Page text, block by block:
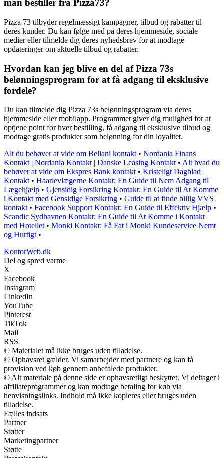
man bestiller fra Pizza73?
Pizza 73 tilbyder regelmæssigt kampagner, tilbud og rabatter til
deres kunder. Du kan følge med på deres hjemmeside, sociale
medier eller tilmelde dig deres nyhedsbrev for at modtage
opdateringer om aktuelle tilbud og rabatter.
Hvordan kan jeg blive en del af Pizza 73s
belønningsprogram for at få adgang til eksklusive
fordele?
Du kan tilmelde dig Pizza 73s belønningsprogram via deres
hjemmeside eller mobilapp. Programmet giver dig mulighed for at
optjene point for hver bestilling, få adgang til eksklusive tilbud og
modtage gratis produkter som belønning for din loyalitet.
Alt du behøver at vide om Beliani kontakt • Nordania Finans
Kontakt | Nordania Kontakt | Danske Leasing Kontakt • Alt hvad du
behøver at vide om Ekspres Bank kontakt • Kristeligt Dagblad
Kontakt • Haarlevlægerne Kontakt: En Guide til Nem Adgang til
Lægehjælp • Gjensidig Forsikring Kontakt: En Guide til At Komme
i Kontakt med Gensidige Forsikring • Guide til at finde billig VVS
kontakt • Facebook Support Kontakt: En Guide til Effektiv Hjælp •
Scandic Sydhavnen Kontakt: En Guide til At Komme i Kontakt
med Hotellet • Monki Kontakt: Få Fat i Monki Kundeservice Nemt
og Hurtigt •
KontorWeb.dk
Del og spred varme
X
Facebook
Instagram
LinkedIn
YouTube
Pinterest
TikTok
Mail
RSS
© Materialet må ikke bruges uden tilladelse.
© Ophavsret gælder. Vi samarbejder med partnere og kan få
provision ved køb gennem anbefalede produkter.
© Alt materiale på denne side er ophavsretligt beskyttet. Vi deltager i
affiliateprogrammer og kan modtage betaling for køb via
henvisningslinks. Indhold må ikke kopieres eller bruges uden
tilladelse.
Fælles indsats
Partner
Støtter
Marketingpartner
Støtte